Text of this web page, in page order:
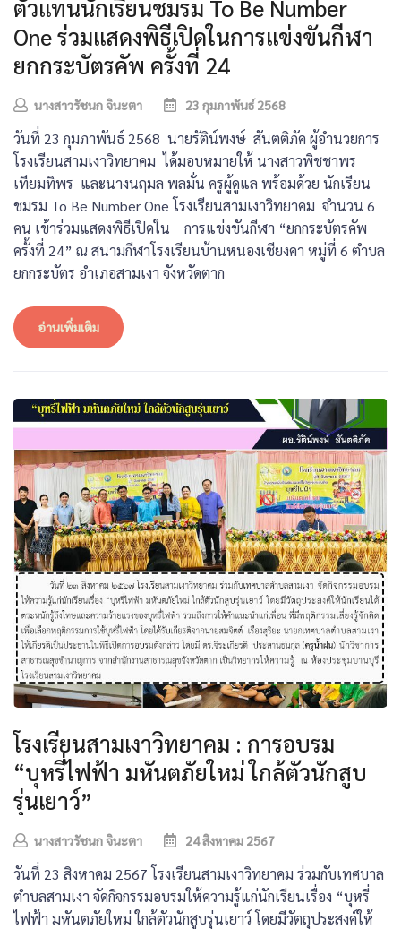
ตัวแทนนักเรียนชมรม To Be Number
One ร่วมแสดงพิธีเปิดในการแข่งขันกีฬา
ยกกระบัตรคัพ ครั้งที่ 24
นางสาวรัชนก จินะตา 23 กุมภาพันธ์ 2568
วันที่ 23 กุมภาพันธ์ 2568 นายรัติน์พงษ์ สันตติภัค ผู้อำนวยการ
โรงเรียนสามเงาวิทยาคม ได้มอบหมายให้ นางสาวพิชชาพร
เทียมทิพร และนางนฤมล พลมั่น ครูผู้ดูแล พร้อมด้วย นักเรียน
ชมรม To Be Number One โรงเรียนสามเงาวิทยาคม จำนวน 6
คน เข้าร่วมแสดงพิธีเปิดใน การแข่งขันกีฬา “ยกกระบัตรคัพ
ครั้งที่ 24” ณ สนามกีฬาโรงเรียนบ้านหนองเชียงคา หมู่ที่ 6 ตำบล
ยกกระบัตร อำเภอสามเงา จังหวัดตาก
อ่านเพิ่มเติม
โรงเรียนสามเงาวิทยาคม : การอบรม
“บุหรี่ไฟฟ้า มหันตภัยใหม่ ใกล้ตัวนักสูบ
รุ่นเยาว์”
นางสาวรัชนก จินะตา 24 สิงหาคม 2567
วันที่ 23 สิงหาคม 2567 โรงเรียนสามเงาวิทยาคม ร่วมกับเทศบาล
ตำบลสามเงา จัดกิจกรรมอบรมให้ความรู้แก่นักเรียนเรื่อง “บุหรี่
ไฟฟ้า มหันตภัยใหม่ ใกล้ตัวนักสูบรุ่นเยาว์ โดยมีวัตถุประสงค์ให้